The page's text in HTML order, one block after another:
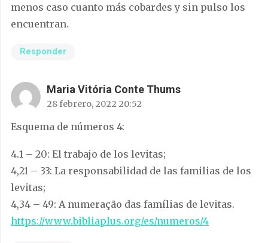
menos caso cuanto más cobardes y sin pulso los
encuentran.
Responder
Maria Vitória Conte Thums
28 febrero, 2022 20:52
Esquema de números 4:
4.1 – 20: El trabajo de los levitas;
4,21 – 33: La responsabilidad de las familias de los
levitas;
4,34 – 49: A numeração das famílias de levitas.
https://www.bibliaplus.org/es/numeros/4